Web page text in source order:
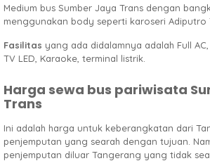
Medium bus Sumber Jaya Trans dengan
menggunakan body seperti karoseri Adiputro
Fasilitas yang ada didalamnya adalah Full
TV LED, Karaoke, terminal listrik.
Harga sewa bus pariwisata
Trans
Ini adalah harga untuk keberangkatan dari
penjemputan yang searah dengan tujuan.
penjemputan diluar Tangerang yang tidak